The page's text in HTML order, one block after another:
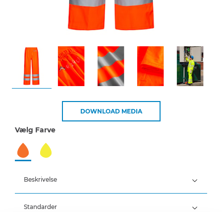
DOWNLOAD MEDIA
Vælg Farve
Beskrivelse
100% Polyester, PU belægning, 210 g/m²
Standarder